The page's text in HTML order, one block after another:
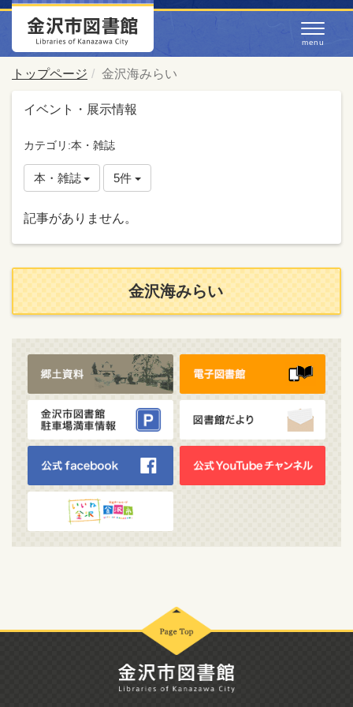
トップページ 金沢海みらい
イベント・展示情報
カテゴリ:本・雑誌
本・雑誌 5件
記事がありません。
金沢海みらい